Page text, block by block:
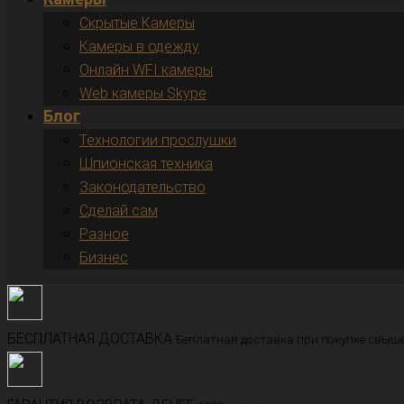
Скрытые Камеры
Камеры в одежду
Онлайн WFI камеры
Web камеры Skype
Блог
Технологии прослушки
Шпионская техника
Законодательство
Сделай сам
Разное
Бизнес
БЕСПЛАТНАЯ ДОСТАВКА Беплатная доставка при покупке